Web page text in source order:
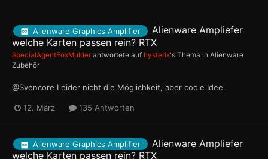
Alienware Graphics Amplifier
Alienware Ampliefer
welche Karten passen rein? RTX
SpecialAgentFoxMulder antwortete auf hysterix's Thema in Alienware
Zubehör
@Svencore Leider nicht die Möglichkeit, aber coole Idee.
12. März 135 Antworten
Alienware Graphics Amplifier
Alienware Ampliefer
welche Karten passen rein? RTX